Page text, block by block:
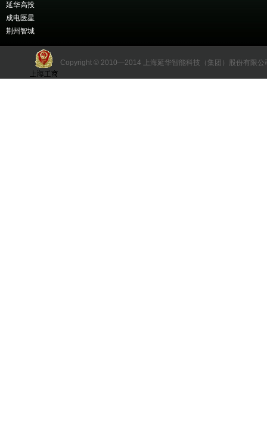
延华高投
成电医星
荆州智城
Copyright © 2010—2014 上海延华智能科技（集团）股份有限